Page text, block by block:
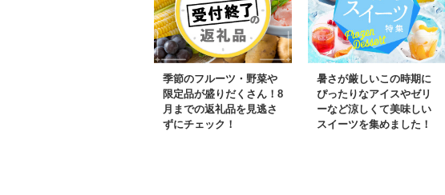
産べにずわいがに ギ
フト 贈答用
テーキ カルパッチ
ョ 海鮮 鮭 さけ
シャケ しゃけ さー
もん のし対応可 贈
答用 ギフト お中
元 お歳暮
季節のフルーツ・野菜や
限定品が盛りだくさん！8
月までの返礼品を見逃さ
ずにチェック！
暑さが厳しいこの時期に
ぴったりなアイスやゼリ
ーなど涼しくて美味しい
スイーツを集めました！